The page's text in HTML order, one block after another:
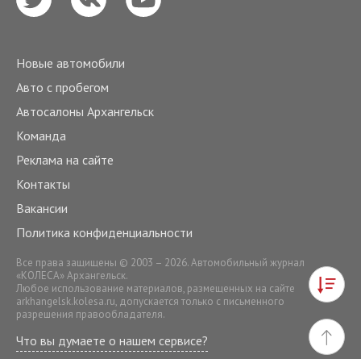
Новые автомобили
Авто с пробегом
Автосалоны Архангельск
Команда
Реклама на сайте
Контакты
Вакансии
Политика конфиденциальности
Все права защищены © 2003 – 2026. Автомобильный журнал
«КОЛЕСА» Архангельск.
Любое использование материалов, размещенных на сайте
arkhangelsk.kolesa.ru, допускается только с письменного
разрешения правообладателя.
Что вы думаете о нашем сервисе?